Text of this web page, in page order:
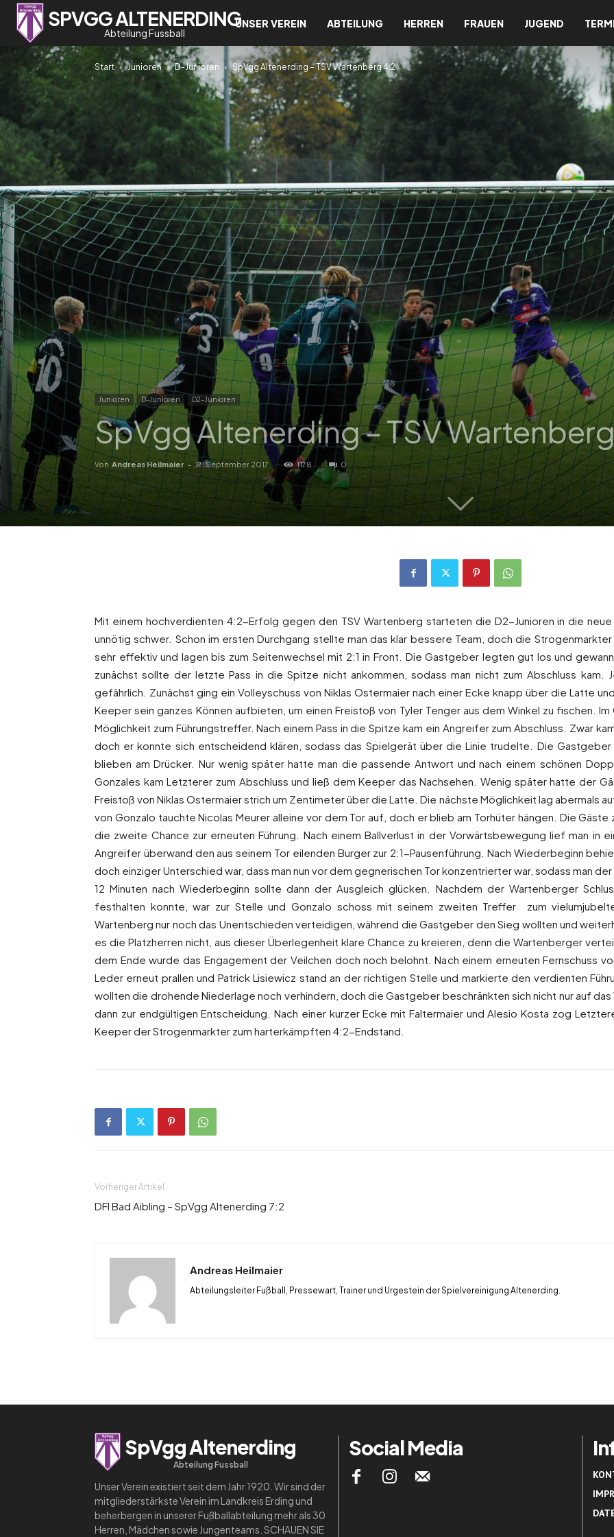
SPVGG ALTENERDING
Abteilung Fussball
UNSER VEREIN ABTEILUNG HERREN FRAUEN JUGEND
Start Junioren D-Junioren SpVgg Altenerding – TSV Wartenberg 4:2
Junioren D-Junioren D2-Junioren
SpVgg Altenerding – TSV
Von Andreas Heilmaier - 17. September 2017 1178 0
Mit einem hochverdienten 4:2-Erfolg gegen den TSV Wartenberg starteten die D2-Junioren in die
unnötig schwer. Schon im ersten Durchgang stellte man das klar bessere Team, doch die
sehr effektiv und lagen bis zum Seitenwechsel mit 2:1 in Front. Die Gastgeber legten gut los und
zunächst sollte der letzte Pass in die Spitze nicht ankommen, sodass man nicht zum Abschluss
gefährlich. Zunächst ging ein Volleyschuss von Niklas Ostermaier nach einer Ecke knapp über die Latte
Keeper sein ganzes Können aufbieten, um einen Freistoß von Tyler Tenger aus dem Winkel zu fischen.
Möglichkeit zum Führungstreffer. Nach einem Pass in die Spitze kam ein Angreifer zum Abschluss. Zwar
doch er konnte sich entscheidend klären, sodass das Spielgerät über die Linie trudelte. Die
blieben am Drücker. Nur wenig später hatte man die passende Antwort und nach einem schönen
Gonzales kam Letzterer zum Abschluss und ließ dem Keeper das Nachsehen. Wenig später hatte der
Freistoß von Niklas Ostermaier strich um Zentimeter über die Latte. Die nächste Möglichkeit lag abermals
von Gonzalo tauchte Nicolas Meurer alleine vor dem Tor auf, doch er blieb am Torhüter hängen. Die
die zweite Chance zur erneuten Führung. Nach einem Ballverlust in der Vorwärtsbewegung lief man in
Angreifer überwand den aus seinem Tor eilenden Burger zur 2:1-Pausenführung. Nach Wiederbeginn
doch einziger Unterschied war, dass man nun vor dem gegnerischen Tor konzentrierter war, sodass man
12 Minuten nach Wiederbeginn sollte dann der Ausgleich glücken. Nachdem der Wartenberger
festhalten konnte, war zur Stelle und Gonzalo schoss mit seinem zweiten Treffer zum
Wartenberg nur noch das Unentschieden verteidigen, während die Gastgeber den Sieg wollten und
es die Platzherren nicht, aus dieser Überlegenheit klare Chance zu kreieren, denn die Wartenberger
dem Ende wurde das Engagement der Veilchen doch noch belohnt. Nach einem erneuten Fernschuss
Leder erneut prallen und Patrick Lisiewicz stand an der richtigen Stelle und markierte den verdienten
wollten die drohende Niederlage noch verhindern, doch die Gastgeber beschränkten sich nicht nur auf
dann zur endgültigen Entscheidung. Nach einer kurzer Ecke mit Faltermaier und Alesio Kosta zog
Keeper der Strogenmarkter zum harterkämpften 4:2-Endstand.
Vorheriger Artikel
DFI Bad Aibling – SpVgg Altenerding 7:2
Andreas Heilmaier
Abteilungsleiter Fußball, Pressewart, Trainer und Urgestein der Spielvereinigung Altenerding.
SpVgg Altenerding
Abteilung Fussball
Unser Verein existiert seit dem Jahr 1920. Wir sind der
mitgliederstärkste Verein im Landkreis Erding und
beherbergen in unserer Fußballabteilung mehr als 30
Herren, Mädchen sowie Jungenteams. SCHAUEN SIE
Social Media